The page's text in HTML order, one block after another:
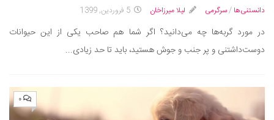
سینما و تئاتر
تلویزیون
موسیقی
عکاسی و هنرهای تجسمی
کتاب و کتاب‌خوانی
دانستنی‌ها /سرگرمی لیلا میرزاخان 5 فروردین, 1399
در مورد گربه‌ها چه می‌دانید؟ اگر شما هم صاحب یکی از این حیوانات
دوست‌داشتنی و پر جنب و جوش هستید، باید تا حد زیادی...
۰